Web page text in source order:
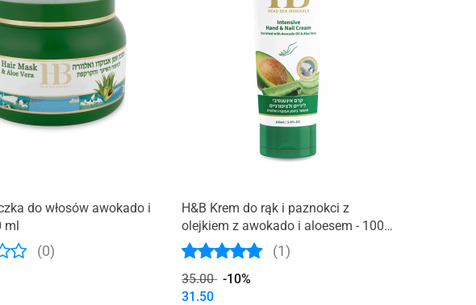
do włosów awokado i
(0)
H&B Krem do rąk i paznokci z
olejkiem z awokado i aloesem - 100
ml
(1)
35.00 -10%
31.50